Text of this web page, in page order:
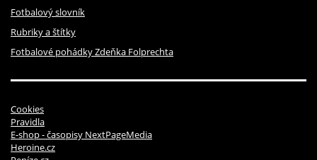
Fotbalový slovník
Rubriky a štítky
Fotbalové pohádky Zdeňka Folprechta
Cookies
Pravidla
E-shop - časopisy NextPageMedia
Heroine.cz